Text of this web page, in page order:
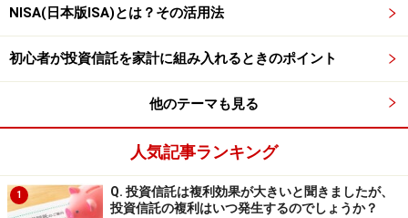
の取得単価を使った計算では正確な投資元本を求められ
ません。平均購入価額である｢個別元本｣は、分配金を再
投資することでも変わるからです。よって累投コースを
選んでいる人は取引明細の中の「受渡金額」を確認し、
実際に支払った金額を把握してください。
＜手順3＞手取りの売却益をもとめる
NISA(日本版ISA)とは？その活用法
初心者が投資信託を家計に組み入れるときのポイント
他のテーマも見る
人気記事ランキング
1
Q. 投資信託は複利効果が大きいと聞きましたが、
投資信託の複利はいつ発生するのでしょうか？